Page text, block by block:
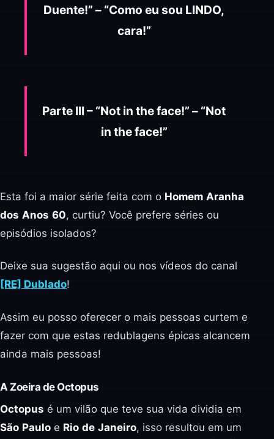
Duente!” – “Como eu sou LINDO,
cara!”
Parte III – “Not in the face!” – “Not
in the face!”
Esta foi a maior série feita com o Homem Aranha
dos Anos 60, curtiu? Você prefere séries ou
episódios isolados?
Deixe sua sugestão aqui ou nos vídeos do canal
[RE] Dublado!
Assim eu posso oferecer o mais pessoas curtem e
fazer com que estas redublagens épicas alcancem
ainda mais pessoas!
A Zoeira de Octopus
Octopus é um vilão que teve sua vida dividia em
São Paulo e Rio de Janeiro, isso resultou em um